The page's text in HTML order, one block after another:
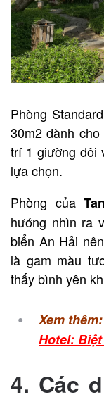
Phòng Standard
30m2 dành
trí 1 giường đôi
lựa chọn.
Phòng của
hướng nhìn ra
biển An Hải
là gam màu
thấy bình yên
Xem thêm:
Hotel:
4. Các